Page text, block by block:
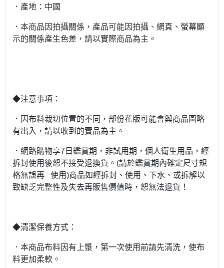
．產地：中國
．本商品因拍攝關係，產品可能因拍攝、網頁、螢幕顯
示的關係產生色差，請以實際商品為主。
◆注意事項：
．因布料裁切位置的不同，部份花版可能會與商品圖略
有出入，請以收到的實品為主。
．網路購物享7日鑑賞期，非試用期，個人衛生用品，經
拆封使用後恕不接受退換貨。(請於鑑賞期內確定尺寸規
格無誤再 使用)商品如經拆封、使用、下水、或拆解以
致缺乏完整性及失去再販售價值時，恕無法退貨！
◆清潔保養方式：
．本商品布料因有上漿，第一次使用前請先清洗，使布
料更加柔軟。